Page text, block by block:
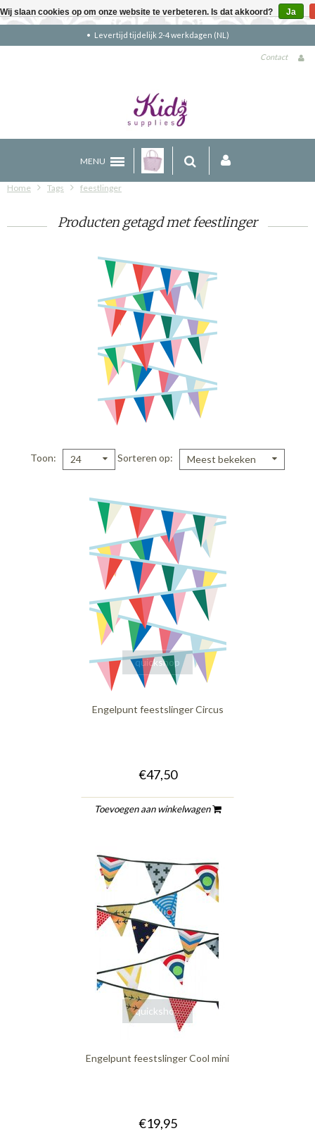
Gratis verzending
Contact
MENU
Home Tags feestlinger
Producten getagd met feestlinger
Toon 24 Sorteren op Meest bekeken
quickshop
Engelpunt feestslinger Circus
€47,50
Toevoegen aan winkelwagen
quickshop
Engelpunt feestslinger Cool mini
€19,95
Wij slaan cookies op om onze website te verbeteren. Is dat akkoord? Ja